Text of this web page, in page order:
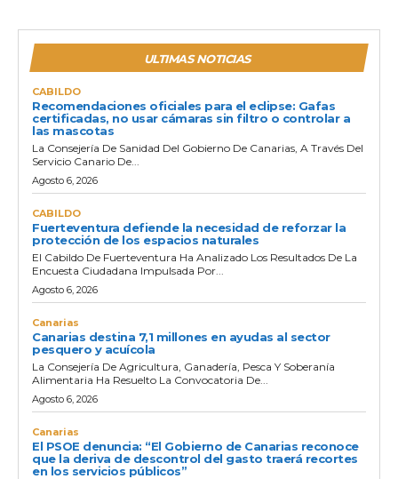
ULTIMAS NOTICIAS
CABILDO
Recomendaciones oficiales para el eclipse: Gafas
certificadas, no usar cámaras sin filtro o controlar a
las mascotas
La Consejería De Sanidad Del Gobierno De Canarias, A Través Del
Servicio Canario De...
Agosto 6, 2026
CABILDO
Fuerteventura defiende la necesidad de reforzar la
protección de los espacios naturales
El Cabildo De Fuerteventura Ha Analizado Los Resultados De La
Encuesta Ciudadana Impulsada Por...
Agosto 6, 2026
Canarias
Canarias destina 7,1 millones en ayudas al sector
pesquero y acuícola
La Consejería De Agricultura, Ganadería, Pesca Y Soberanía
Alimentaria Ha Resuelto La Convocatoria De...
Agosto 6, 2026
Canarias
El PSOE denuncia: “El Gobierno de Canarias reconoce
que la deriva de descontrol del gasto traerá recortes
en los servicios públicos”